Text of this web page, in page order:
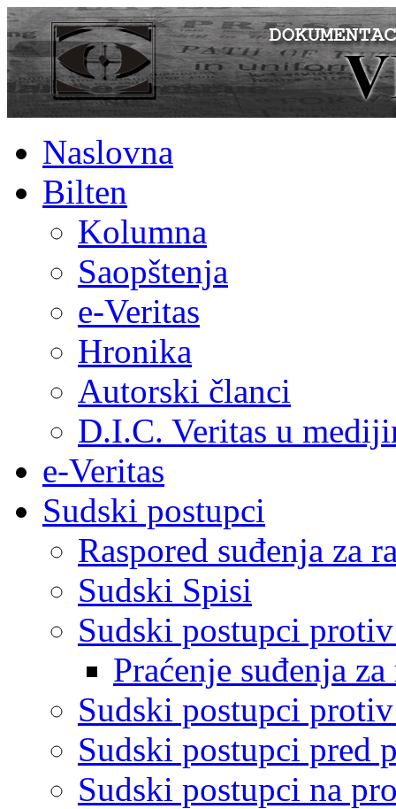
Naslovna
Bilten
Kolumna
Saopštenja
e-Veritas
Hronika
Autorski članci
D.I.C. Veritas u
e-Veritas
Sudski postupci
Raspored suđenja za
Sudski Spisi
Sudski postupci
Praćenje suđenja
Sudski postupci
Sudski postupci pred
Sudski postupci na